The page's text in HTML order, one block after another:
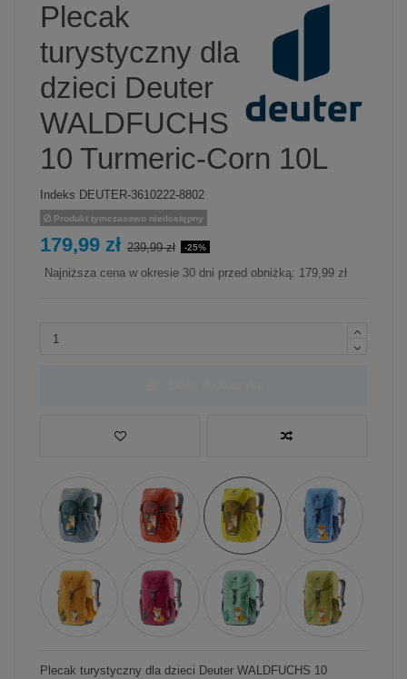
Plecak
turystyczny dla
dzieci Deuter
WALDFUCHS
10 Turmeric-Corn 10L
Indeks DEUTER-3610222-8802
Produkt tymczasowo niedostępny
179,99 zł 239,99 zł -25%
Najniższa cena w okresie 30 dni przed obniżką: 179,99 zł
Plecak turystyczny dla dzieci Deuter WALDFUCHS 10